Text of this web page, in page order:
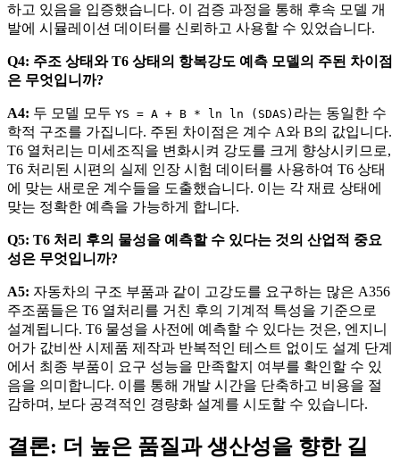
하고 있음을 입증했습니다. 이 검증 과정을 통해 후속 모델 개
발에 시뮬레이션 데이터를 신뢰하고 사용할 수 있었습니다.
Q4: 주조 상태와 T6 상태의 항복강도 예측 모델의 주된 차이점
은 무엇입니까?
A4: 두 모델 모두 YS = A + B * ln ln (SDAS) 라는 동일한 수
학적 구조를 가집니다. 주된 차이점은 계수 A와 B의 값입니다.
T6 열처리는 미세조직을 변화시켜 강도를 크게 향상시키므로,
T6 처리된 시편의 실제 인장 시험 데이터를 사용하여 T6 상태
에 맞는 새로운 계수들을 도출했습니다. 이는 각 재료 상태에
맞는 정확한 예측을 가능하게 합니다.
Q5: T6 처리 후의 물성을 예측할 수 있다는 것의 산업적 중요
성은 무엇입니까?
A5: 자동차의 구조 부품과 같이 고강도를 요구하는 많은 A356
주조품들은 T6 열처리를 거친 후의 기계적 특성을 기준으로
설계됩니다. T6 물성을 사전에 예측할 수 있다는 것은, 엔지니
어가 값비싼 시제품 제작과 반복적인 테스트 없이도 설계 단계
에서 최종 부품이 요구 성능을 만족할지 여부를 확인할 수 있
음을 의미합니다. 이를 통해 개발 시간을 단축하고 비용을 절
감하며, 보다 공격적인 경량화 설계를 시도할 수 있습니다.
결론: 더 높은 품질과 생산성을 향한 길